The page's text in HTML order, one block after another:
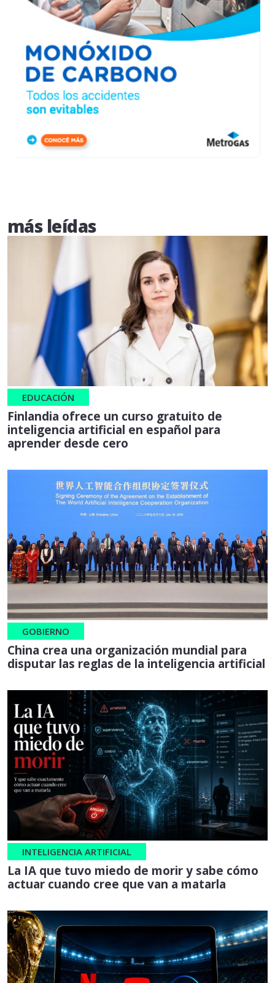
más leídas
EDUCACIÓN
Finlandia ofrece un curso gratuito de
inteligencia artificial en español para
aprender desde cero
GOBIERNO
China crea una organización mundial para
disputar las reglas de la inteligencia artificial
INTELIGENCIA ARTIFICIAL
La IA que tuvo miedo de morir y sabe cómo
actuar cuando cree que van a matarla